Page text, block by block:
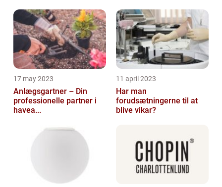
17 may 2023
Anlægsgartner – Din
professionelle partner i
havea...
11 april 2023
Har man
forudsætningerne til at
blive vikar?